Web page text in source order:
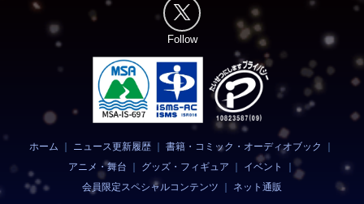
Follow
ホーム ｜ ニュース更新履歴 ｜書籍・コミック・オーディオブック
｜
アニメ・舞台
｜ グッズ・フィギュア ｜ イベント
｜
会員限定スペシャルコンテンツ ｜ ネット通販